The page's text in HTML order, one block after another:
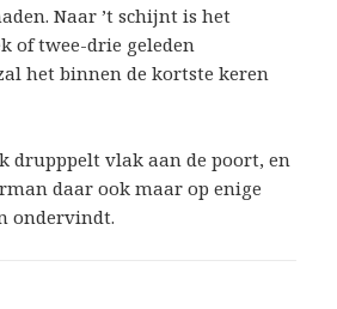
Naar ’t schijnt is het
of twee-drie geleden
het binnen de kortste keren
drupppelt vlak aan de poort, en
daar ook maar op enige
ondervindt.